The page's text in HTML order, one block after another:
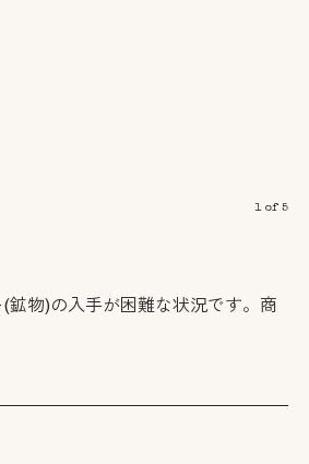
1of 5
物)の入手が困難な状況です。商